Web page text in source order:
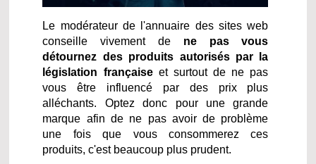
Le modérateur de l'annuaire des sites web
conseille vivement de ne pas vous
détournez des produits autorisés par la
législation françaiseet surtout de ne pas
vous être influencé par des prix plus
alléchants. Optez donc pour une grande
marque afin de ne pas avoir de problème
une fois que vous consommerez ces
produits, c'est beaucoup plus prudent.